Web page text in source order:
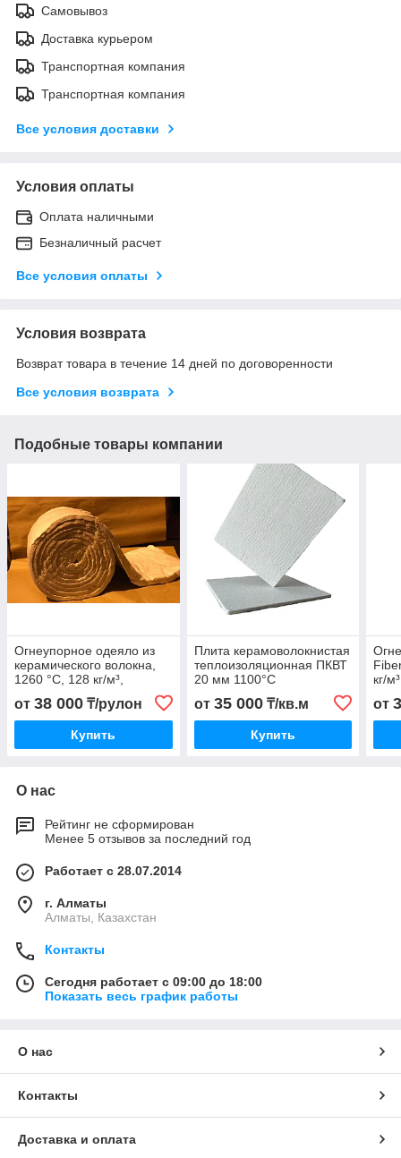
Самовывоз
Доставка курьером
Транспортная компания
Транспортная компания
Все условия доставки
Условия оплаты
Оплата наличными
Безналичный расчет
Все условия оплаты
Условия возврата
Возврат товара в течение 14 дней по договоренности
Все условия возврата
Подобные товары компании
Огнеупорное одеяло из
керамического волокна,
1260 °C, 128 кг/м³,
3600×610×50 мм
от 38 000 ₸/рулон
Купить
Плита керамоволокнистая
теплоизоляционная ПКВТ
20 мм 1100°C
от 35 000₸/кв.м
Купить
кг/м³
от
О нас
Рейтинг не сформирован
Менее 5 отзывов за последний год
Работает с 28.07.2014
г. Алматы
Алматы, Казахстан
Контакты
Сегодня работает с 09:00 до 18:00
Показать весь график работы
О нас
Контакты
Доставка и оплата